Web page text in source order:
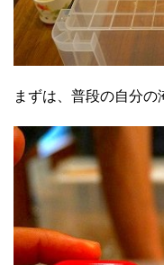
まずは、普段の自分の